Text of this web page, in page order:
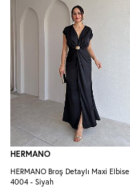
HERMANO
HERMANO Broş Detaylı Maxi Elbise
4004 - Siyah